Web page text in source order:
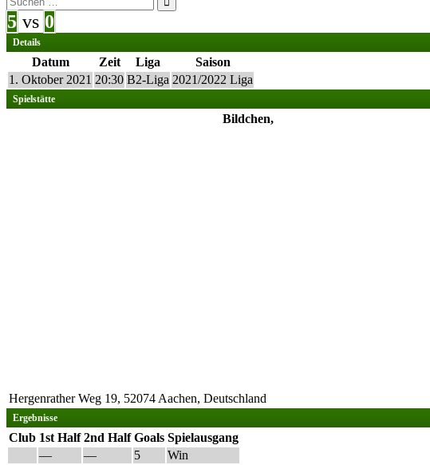
nach:
5 vs 0
Details
Datum Zeit Liga
Saison
1. Oktober 2021 20:30 B2-Liga 2021/2022 Liga
Spielstätte
Bildchen,
Hergenrather Weg 19, 52074 Aachen, Deutschland
Ergebnisse
Club 1st Half 2nd Half Goals Spielausgang
—
— 5
Win